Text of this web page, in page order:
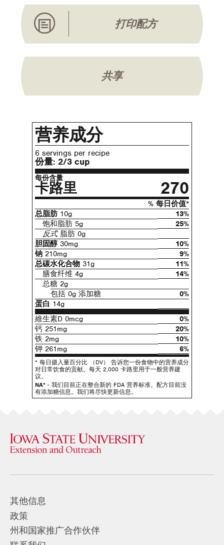
打印配方
共享
营养成分
6 servings per recipe
份量: 2/3 cup
每份含量
卡路里 270
% 每日价值*
总脂肪10g
13%
饱和脂肪 5g
25%
反式脂肪 0g
胆固醇30mg
10%
钠 210mg
9%
总碳水化合物 31g
11%
膳食纤维 4g
14%
总糖 2g
包括 0g 添加糖
0%
蛋白 14g
維生素D 0mcg
0%
钙 251mg
20%
铁 2mg
10%
钾 261mg
6%
* 每日摄入量百分比 （DV） 告诉您一份食物中的营养成分
对日常饮食的贡献。每天 2,000 卡路里用于一般营养建
议。
NA* - 我们目前正在整合新的 FDA 营养标准。配方目前没
有添加糖信息。我们将尽快更新信息。
其他信息
政策
州和国家推广合作伙伴